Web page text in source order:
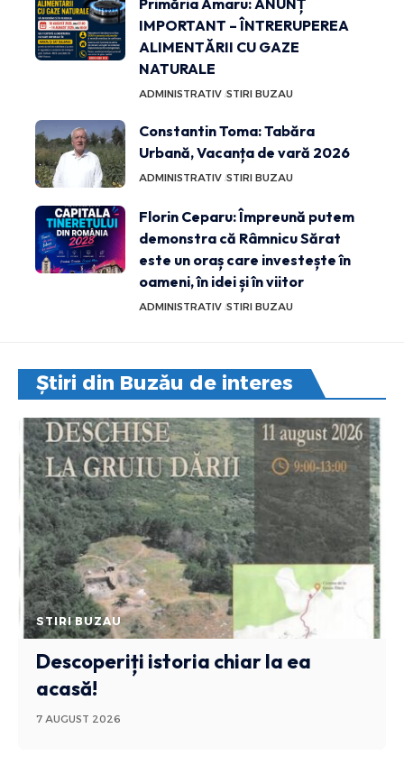
IMPORTANT – ÎNTRERUPEREA
ALIMENTĂRII CU GAZE
NATURALE
ADMINISTRATIV STIRI BUZAU
Constantin Toma: Tabăra
Urbană, Vacanța de vară 2026
ADMINISTRATIV STIRI BUZAU
Florin Ceparu: Împreună putem
demonstra că Râmnicu Sărat
este un oraș care investește în
oameni, în idei și în viitor
ADMINISTRATIV STIRI BUZAU
Știri din Buzău de interes
STIRI BUZAU
Descoperiți istoria chiar la ea
acasă!
7 AUGUST 2026